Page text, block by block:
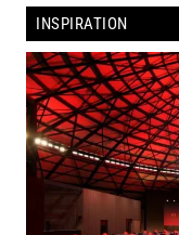
INSPIRATION